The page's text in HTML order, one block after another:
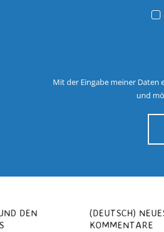
Mit der Eingabe meiner Daten
und
(DEUTSCH) NEUESTE
KOMMENTARE